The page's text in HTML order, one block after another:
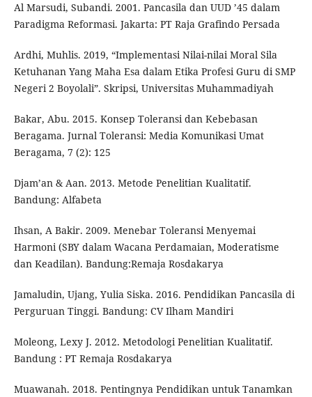
Al Marsudi, Subandi. 2001. Pancasila dan UUD ’45 dalam
Paradigma Reformasi. Jakarta: PT Raja Grafindo Persada
Ardhi, Muhlis. 2019, “Implementasi Nilai-nilai Moral Sila
Ketuhanan Yang Maha Esa dalam Etika Profesi Guru di SMP
Negeri 2 Boyolali”. Skripsi, Universitas Muhammadiyah
Bakar, Abu. 2015. Konsep Toleransi dan Kebebasan
Beragama. Jurnal Toleransi: Media Komunikasi Umat
Beragama, 7 (2): 125
Djam’an & Aan. 2013. Metode Penelitian Kualitatif.
Bandung: Alfabeta
Ihsan, A Bakir. 2009. Menebar Toleransi Menyemai
Harmoni (SBY dalam Wacana Perdamaian, Moderatisme
dan Keadilan). Bandung:Remaja Rosdakarya
Jamaludin, Ujang, Yulia Siska. 2016. Pendidikan Pancasila di
Perguruan Tinggi. Bandung: CV Ilham Mandiri
Moleong, Lexy J. 2012. Metodologi Penelitian Kualitatif.
Bandung : PT Remaja Rosdakarya
Muawanah. 2018. Pentingnya Pendidikan untuk Tanamkan